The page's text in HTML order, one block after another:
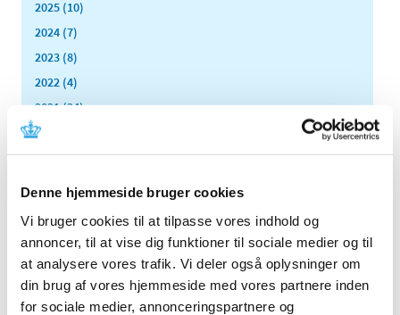
Denne hjemmeside bruger cookies
Vi bruger cookies til at tilpasse vores indhold og
annoncer, til at vise dig funktioner til sociale medier og til
at analysere vores trafik. Vi deler også oplysninger om
din brug af vores hjemmeside med vores partnere inden
for sociale medier, annonceringspartnere og
2025 (10)
2024 (7)
2023 (8)
2022 (4)
2021 (24)
2020 (7)
2019 (39)
november (5)
oktober (7)
september (2)
august (3)
juli (2)